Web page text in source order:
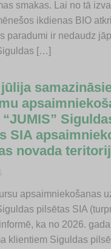
smakas. Lai no tā
ikdienas BIO
paradumi ir nedaudz
[…]
jūlija
SIA
novada
apsaimniekošanas
pilsētas SIA
ka no 2026.
klientiem Siguldas